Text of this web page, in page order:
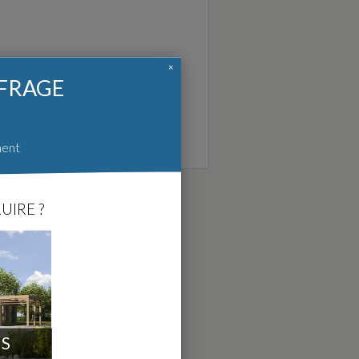
?
×